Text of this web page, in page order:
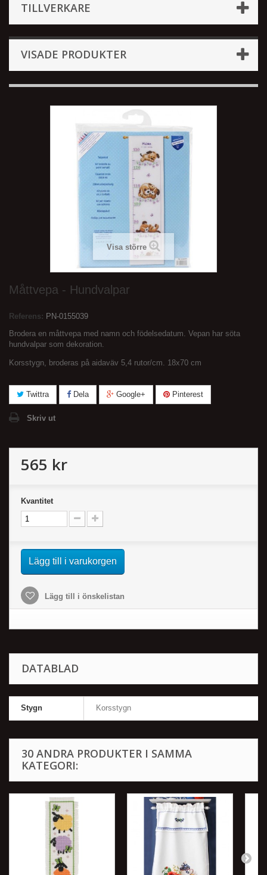
TILLVERKARE
VISADE PRODUKTER
Visa större
Måttvepa - Hundvalpar
Referens: PN-0155039
Brodera en måttvepa med namn och födelsedatum. Vepan har söta
hundvalpar som dekoration.
Korsstygn, broderas på aidaväv 5,4 rutor/cm. 18x70 cm
Twittra Dela Google+ Pinterest
Skriv ut
565 kr
Kvantitet
Lägg till i varukorgen
Lägg till i önskelistan
DATABLAD
Stygn Korsstygn
30 ANDRA PRODUKTER I SAMMA
KATEGORI: